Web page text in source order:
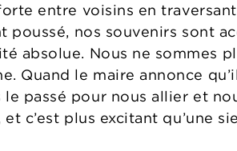
entre voisins en
nos souvenirs sont
absolue. Nous ne sommes
Quand le maire annonce
passé pour nous allier et
c’est plus excitant qu’une